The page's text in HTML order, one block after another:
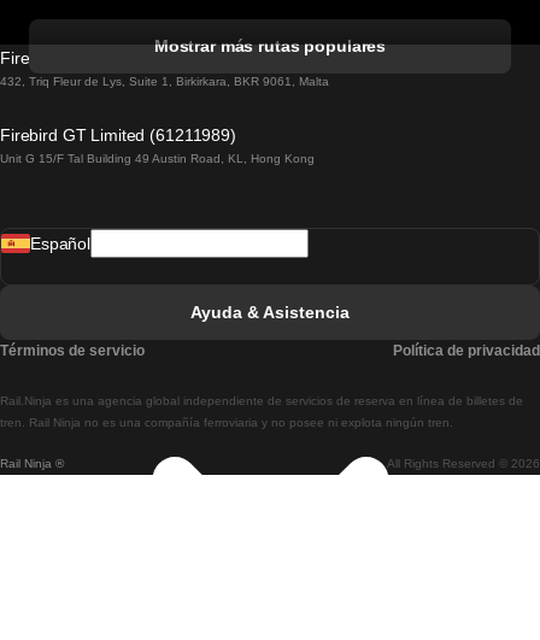
Tren De Lisboa A Lagos
Tren De Lisboa A Madrid
Tren De Lisboa A Braga
Tren De Braga A Lisboa
Mostrar más rutas populares
Firebird GT Limited (OC 1451)
432, Triq Fleur de Lys, Suite 1, Birkirkara, BKR 9061, Malta
Firebird GT Limited (61211989)
Unit G 15/F Tal Building 49 Austin Road, KL, Hong Kong
Rail Ninja ® All Rights Reserved © 2026
Rail.Ninja es una agencia global independiente de servicios de reserva en línea de billetes de
tren. Rail Ninja no es una compañía ferroviaria y no posee ni explota ningún tren.
Español
Ayuda & Asistencia
Términos de servicio Política de privacidad